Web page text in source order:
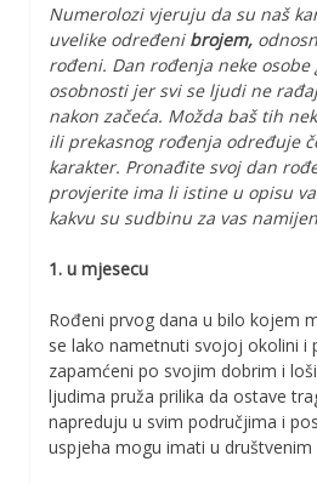
Numerolozi vjeruju da su naš
uvelike određeni brojem,
rođeni. Dan rođenja neke
osobnosti jer svi se ljudi ne
nakon začeća. Možda baš tih
ili prekasnog rođenja određuje
karakter. Pronađite svoj dan
provjerite ima li istine u opisu
kakvu su sudbinu za vas
1. u mjesecu
Rođeni prvog dana u bilo kojem
se lako nametnuti svojoj okolini i
zapamćeni po svojim dobrim i
ljudima pruža prilika da ostave
napreduju u svim područjima i
uspjeha mogu imati u društvenim